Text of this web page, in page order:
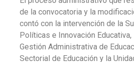
de la convocatoria y la
contó con la intervención de la
Políticas e Innovación
Gestión Administrativa de
Sectorial de Educación y la